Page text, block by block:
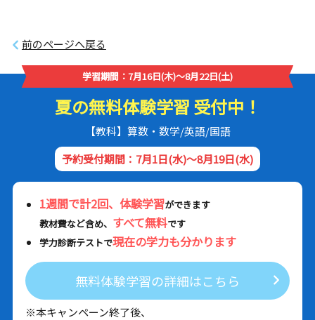
前のページへ戻る
学習期間：7月16日(木)～8月22日(土)
夏の無料体験学習 受付中！
【教科】算数・数学/英語/国語
予約受付期間：7月1日(水)～8月19日(水)
1週間で計2回、体験学習ができます
教材費など含め、 すべて無料です
学力診断テストで現在の学力も分かります
無料体験学習の詳細はこちら
※本キャンペーン終了後、